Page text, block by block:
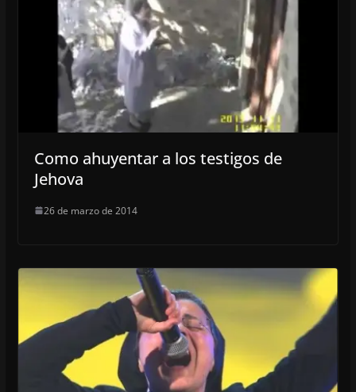
Como ahuyentar a los testigos de
Jehova
26 de marzo de 2014